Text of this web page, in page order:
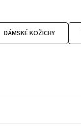
DÁMSKÉ KOŽICHY